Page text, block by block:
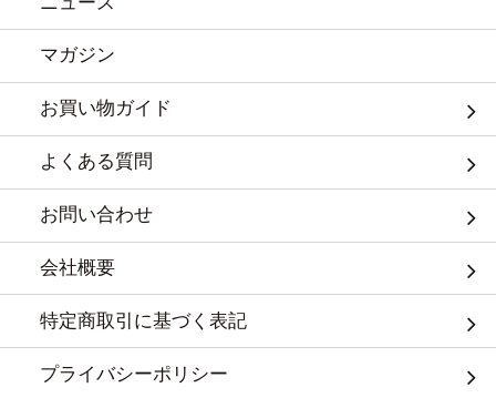
マガジン
お買い物ガイド
よくある質問
お問い合わせ
会社概要
特定商取引に基づく表記
プライバシーポリシー